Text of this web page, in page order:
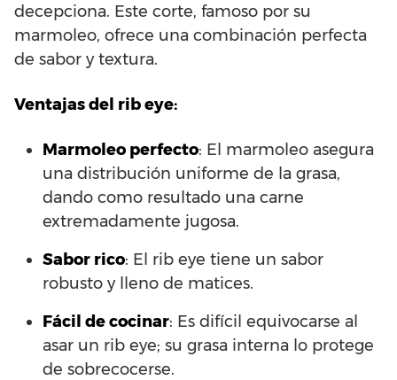
decepciona. Este corte, famoso por su
marmoleo, ofrece una combinación perfecta
de sabor y textura.
Ventajas del rib eye:
Marmoleo perfecto: El marmoleo asegura
una distribución uniforme de la grasa,
dando como resultado una carne
extremadamente jugosa.
Sabor rico: El rib eye tiene un sabor
robusto y lleno de matices.
Fácil de cocinar: Es difícil equivocarse al
asar un rib eye; su grasa interna lo protege
de sobrecocerse.